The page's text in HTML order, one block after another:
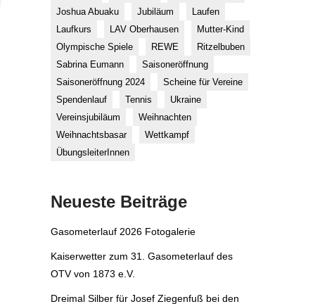
Joshua Abuaku
Jubiläum
Laufen
Laufkurs
LAV Oberhausen
Mutter-Kind
Olympische Spiele
REWE
Ritzelbuben
Sabrina Eumann
Saisoneröffnung
Saisoneröffnung 2024
Scheine für Vereine
Spendenlauf
Tennis
Ukraine
Vereinsjubiläum
Weihnachten
Weihnachtsbasar
Wettkampf
ÜbungsleiterInnen
Neueste Beiträge
Gasometerlauf 2026 Fotogalerie
Kaiserwetter zum 31. Gasometerlauf des
OTV von 1873 e.V.
Dreimal Silber für Josef Ziegenfuß bei den